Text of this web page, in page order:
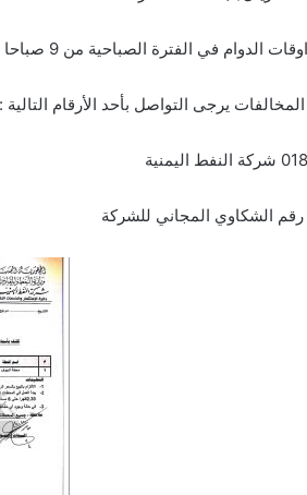
الفترة الصباحية من 9 صباحا إلى 11 ظهرا والفترة المسائية من 3 عصرا إلى 6 مساءا) .
المخالفات يرجى التواصل بأحد الأرقام التالية